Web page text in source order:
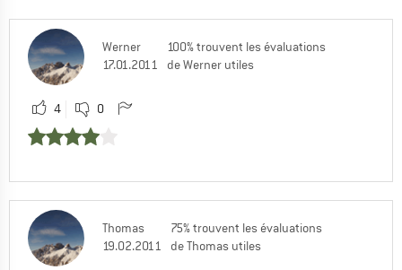
Werner
17.01.2011
100% trouvent les évaluations
de Werner utiles
4 0
Thomas
19.02.2011
75% trouvent les évaluations
de Thomas utiles